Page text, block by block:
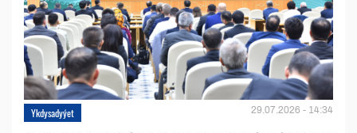
Ykdysadyýet 29.07.2026 - 14:34